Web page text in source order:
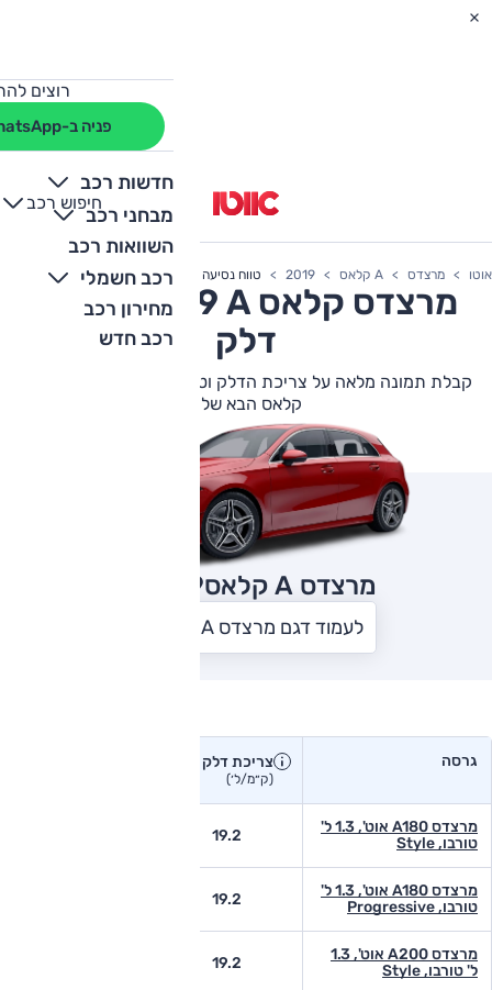
רוצים
פניה ב-WhatsApp
חדשות רכב
מבחני רכב
השוואות רכב
רכב חשמלי
מחירון רכב
רכב חדש
חיפוש רכב
+
-
אוטו מרצדס A קלאס 2019 טווח נסיעה
מרצדס A קלאס
2019 צריכת
דלק
קלאס הבא שלך
מרצדס A קלאס 2019
לעמוד דגם מרצדס A קלאס
גרסה צריכת דלק יצרן
(ק״מ/ל׳)
מרצדס A180 אוט', 1.3 ל'
טורבו, Style
19.2
מרצדס A180 אוט', 1.3 ל'
טורבו, Progressive
19.2
מרצדס A200 אוט', 1.3
ל' טורבו, Style
19.2